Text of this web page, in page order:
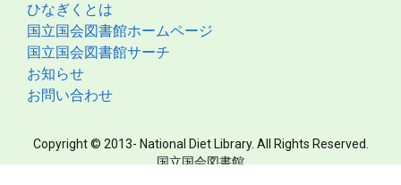
ひなぎくとは
国立国会図書館ホームページ
国立国会図書館サーチ
お知らせ
お問い合わせ
Copyright © 2013- National Diet Library. All Rights Reserved.